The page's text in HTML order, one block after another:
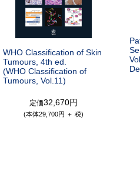
WHO Classification of Skin
Tumours, 4th ed.
(WHO Classification of
Tumours, Vol.11)
定価32,670円
(本体29,700円 ＋ 税)